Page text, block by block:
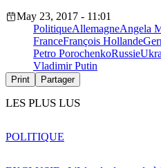
May 23, 2017 - 11:01
PolitiqueAllemagneAngela
FranceFrançois Hollande
Petro PorochenkoRussie
Vladimir Putin
Print Partager
LES PLUS LUS
POLITIQUE